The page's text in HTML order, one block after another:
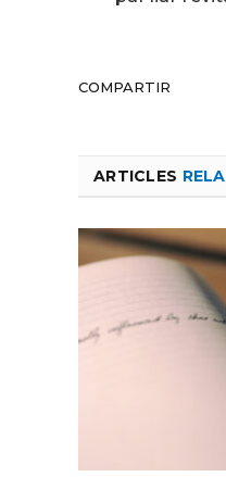
COMPARTIR
ARTICLES